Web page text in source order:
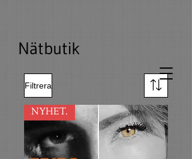
Nätbutik
Filtrera
NYHET.